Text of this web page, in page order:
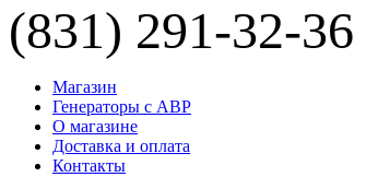
(831) 291-32-36
Магазин
Генераторы с АВР
О магазине
Доставка и оплата
Контакты